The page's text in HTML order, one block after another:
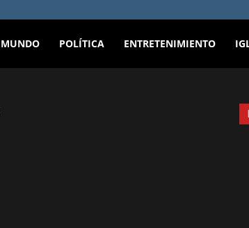
MUNDO POLÍTICA ENTRETENIMIENTO